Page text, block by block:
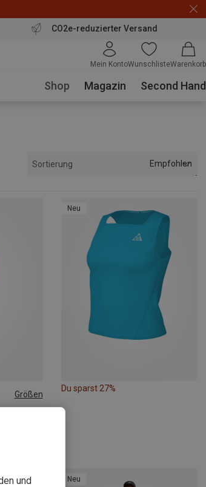
CO2e-reduzierter Versand
Mein KontoWunschlisteWarenkorb
Shop Magazin Second Hand
Sortierung Empfohlen
Größen
Neu
Du sparst 27%
Neu
und